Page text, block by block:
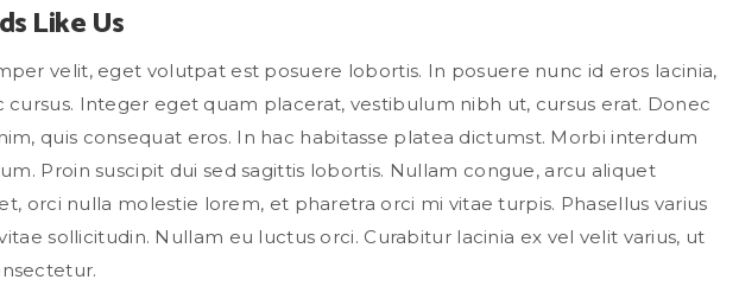
Like Us
velit, eget volutpat est posuere lobortis. In posuere nunc id eros lacinia,
cursus. Integer eget quam placerat, vestibulum nibh ut, cursus erat. Donec
quis consequat eros. In hac habitasse platea dictumst. Morbi interdum
Proin suscipit dui sed sagittis lobortis. Nullam congue, arcu aliquet
orci nulla molestie lorem, et pharetra orci mi vitae turpis. Phasellus varius
sollicitudin. Nullam eu luctus orci. Curabitur lacinia ex vel velit varius, ut